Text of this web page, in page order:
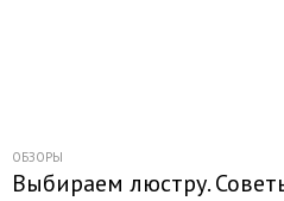
ОБЗОРЫ
Выбираем люстру.